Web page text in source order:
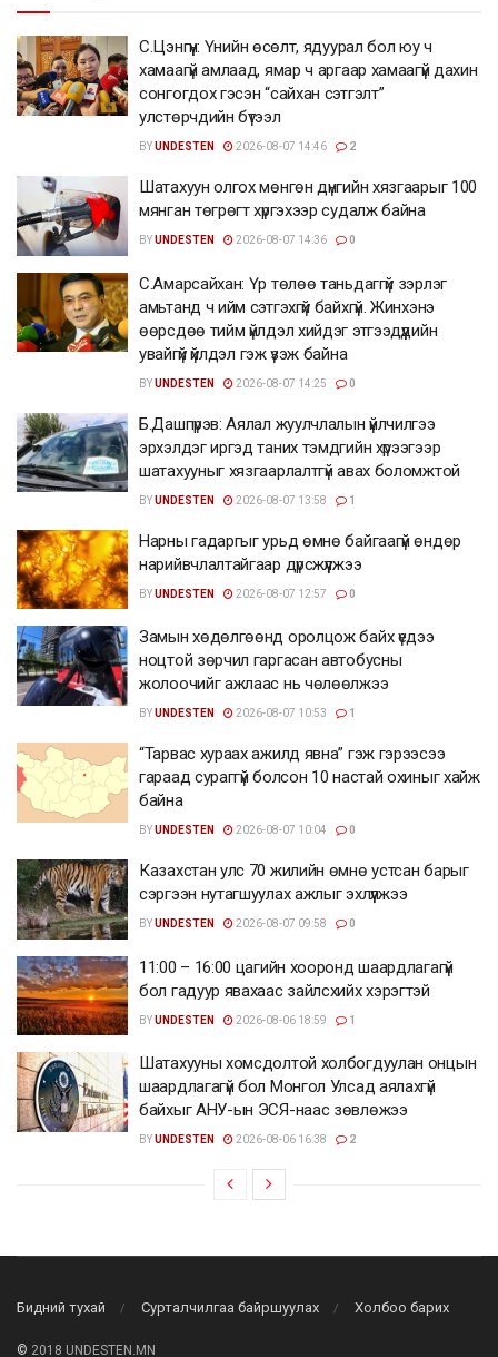
С.Цэнгүүн: Үнийн өсөлт, ядуурал бол юу ч
хамаагүй амлаад, ямар ч аргаар хамаагүй дахин
сонгогдох гэсэн “сайхан сэтгэлт”
улстөрчдийн бүтээл
BYUNDESTEN 2026-08-07 14:46 2
Шатахуун олгох мөнгөн дүнгийн хязгаарыг 100
мянган төгрөгт хүргэхээр судалж байна
BYUNDESTEN 2026-08-07 14:36 0
С.Амарсайхан: Үр төлөө таньдаггүй зэрлэг
амьтанд ч ийм сэтгэхгүй байхгүй. Жинхэнэ
өөрсдөө тийм үйлдэл хийдэг этгээдүүдийн
увайгүй үйлдэл гэж үзэж байна
BYUNDESTEN 2026-08-07 14:25 0
Б.Дашпүрэв: Аялал жуулчлалын үйлчилгээ
эрхэлдэг иргэд таних тэмдгийн хүрээгээр
шатахууныг хязгаарлалтгүй авах боломжтой
BYUNDESTEN 2026-08-07 13:58 1
Нарны гадаргыг урьд өмнө байгаагүй өндөр
нарийвчлалтайгаар дүрсжүүлжээ
BYUNDESTEN 2026-08-07 12:57 0
Замын хөдөлгөөнд оролцож байх үедээ
ноцтой зөрчил гаргасан автобусны
жолоочийг ажлаас нь чөлөөлжээ
BYUNDESTEN 2026-08-07 10:53 1
“Тарвас хураах ажилд явна” гэж гэрээсээ
гараад сураггүй болсон 10 настай охиныг хайж
байна
BYUNDESTEN 2026-08-07 10:04 0
Казахстан улс 70 жилийн өмнө устсан барыг
сэргээн нутагшуулах ажлыг эхлүүлжээ
BYUNDESTEN 2026-08-07 09:58 0
11:00 – 16:00 цагийн хооронд шаардлагагүй
бол гадуур явахаас зайлсхийх хэрэгтэй
BYUNDESTEN 2026-08-06 18:59 1
Шатахууны хомсдолтой холбогдуулан онцын
шаардлагагүй бол Монгол Улсад аялахгүй
байхыг АНУ-ын ЭСЯ-наас зөвлөжээ
BYUNDESTEN 2026-08-06 16:38 2
Бидний тухай Сурталчилгаа байршуулах Холбоо барих
© 2018 UNDESTEN.MN